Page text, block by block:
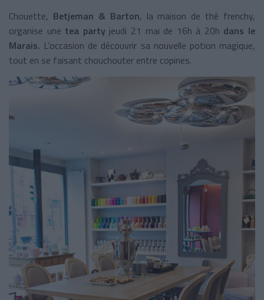
Chouette, Betjeman & Barton, la maison de thé frenchy,
organise une tea party jeudi 21 mai de 16h à 20h dans le
Marais. L’occasion de découvrir sa nouvelle potion magique,
tout en se faisant chouchouter entre copines.